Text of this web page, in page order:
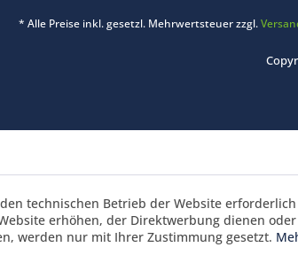
25% / Warenkorbrabatt 3% ab
* Alle Preise inkl. gesetzl. Mehrwertsteuer zzgl.
technischen Betrieb der Website
erhöhen, der Direktwerbung dienen
werden nur mit Ihrer Zustimmung gesetzt.